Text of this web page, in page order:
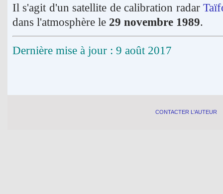
Il s'agit d'un satellite de calibration radar
dans l'atmosphère le 29 novembre 1989.
Dernière mise à jour : 9 août 2017
CONTACTER L'AUTEUR